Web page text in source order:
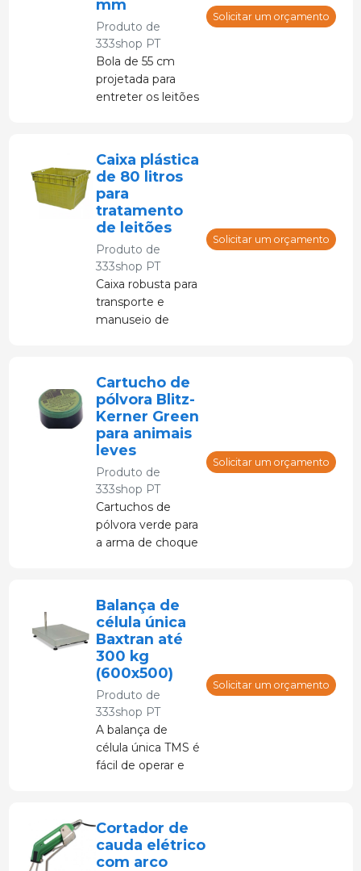
mm
Produto de
333shop PT
Bola de 55 cm
projetada para
entreter os leitões
Solicitar um orçamento
Caixa plástica
de 80 litros
para
tratamento
de leitões
Produto de
333shop PT
Caixa robusta para
transporte e
manuseio de
Solicitar um orçamento
Cartucho de
pólvora Blitz-
Kerner Green
para animais
leves
Produto de
333shop PT
Cartuchos de
pólvora verde para
a arma de choque
Solicitar um orçamento
Balança de
célula única
Baxtran até
300 kg
(600x500)
Produto de
333shop PT
A balança de
célula única TMS é
fácil de operar e
600x500mm.
Solicitar um orçamento
Cortador de
cauda elétrico
com arco